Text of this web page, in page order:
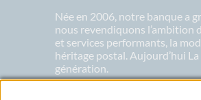
Née en 2006, notre banque a
nous revendiquons l’ambition
et services performants, la
héritage postal. Aujourd’hui
génération.